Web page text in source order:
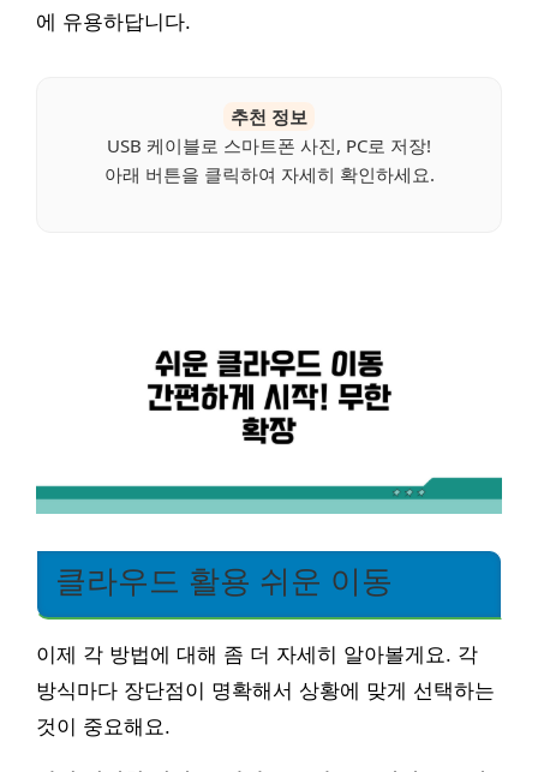
에 유용하답니다.
추천 정보
USB 케이블로 스마트폰 사진, PC로 저장!
아래 버튼을 클릭하여 자세히 확인하세요.
클라우드 활용 쉬운 이동
이제 각 방법에 대해 좀 더 자세히 알아볼게요. 각
방식마다 장단점이 명확해서 상황에 맞게 선택하는
것이 중요해요.